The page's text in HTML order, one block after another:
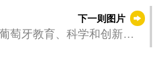
）》公开咨询第二场公众专
下一则图片
萄牙教育、科学和创新部